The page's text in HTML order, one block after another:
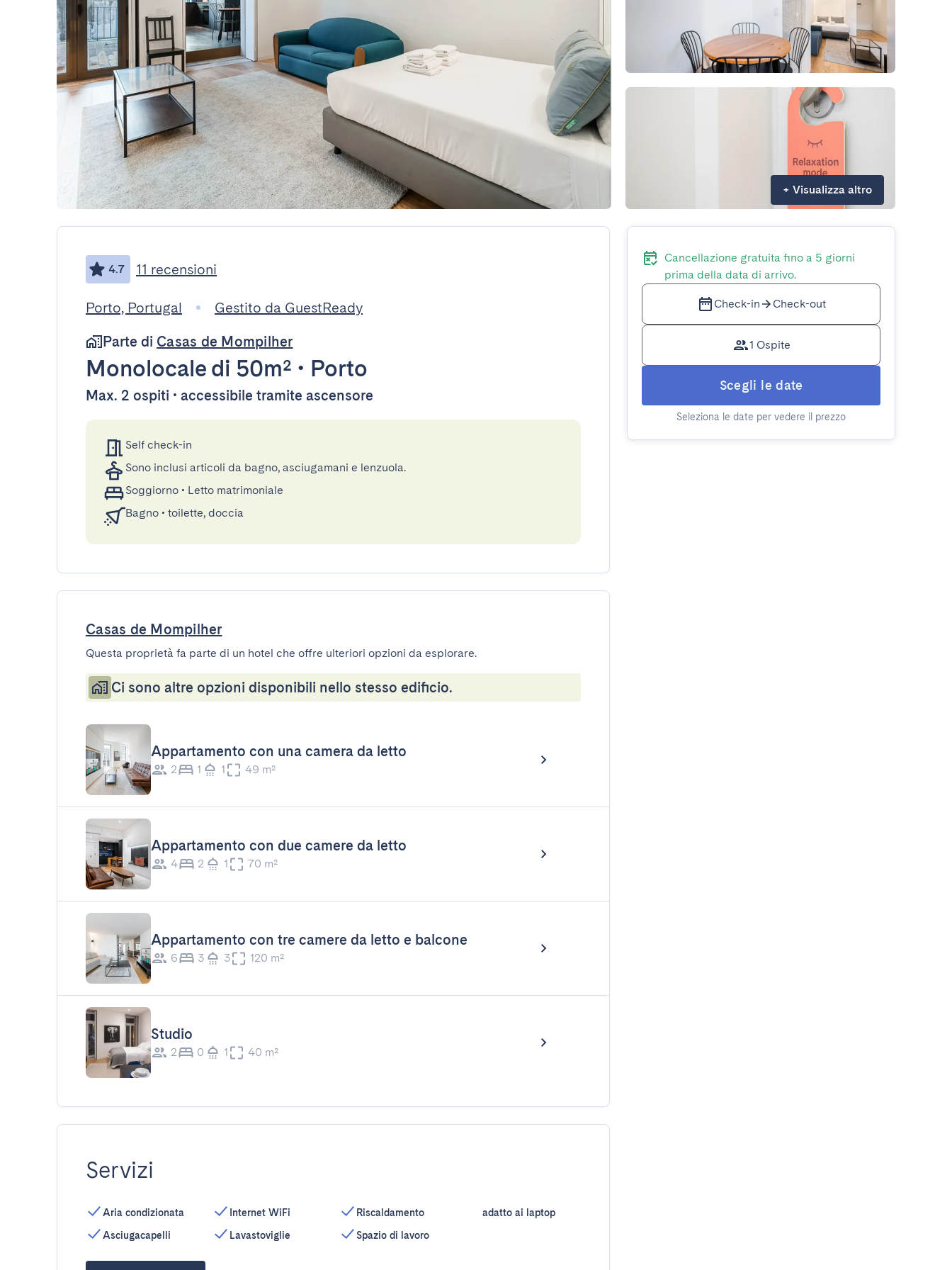
+ Visualizza altro
4.7 11 recensioni
Porto, Portugal
Gestito da GuestReady
Parte di Casas de Mompilher
Monolocale di 50m² • Porto
Max. 2 ospiti • accessibile tramite ascensore
Self check-in
Sono inclusi articoli da bagno, asciugamani e lenzuola.
Soggiorno • Letto matrimoniale
Bagno • toilette, doccia
Casas de Mompilher
Questa proprietà fa parte di un hotel che offre ulteriori opzioni da esplorare.
Ci sono altre opzioni disponibili nello stesso edificio.
Appartamento con una camera da letto
2 1 1 49 m²
Appartamento con due camere da letto
4 2 1 70 m²
Appartamento con tre camere da letto e balcone
6 3 3 120 m²
Studio
2 0 1 40 m²
Servizi
Aria condizionata
Asciugacapelli
Internet WiFi
Lavastoviglie
Riscaldamento
Spazio di lavoro
adatto ai laptop
Cancellazione gratuita fino a 5 giorni
prima della data di arrivo.
Check-in Check-out
1 Ospite
Scegli le date
Seleziona le date per vedere il prezzo